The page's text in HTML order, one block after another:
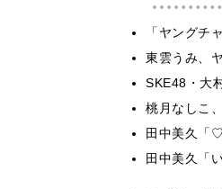
「ヤングチ
東雲うみ、
SKE48・大
桃月なしこ
田中美久「
田中美久「